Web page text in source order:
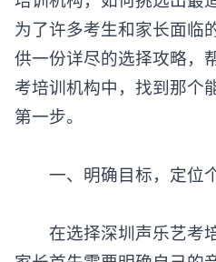
培训机构，如何挑选出最
为了许多考生和家长面临
供一份详尽的选择攻略，
考培训机构中，找到那个
第一步。
一、明确目标，定位
在选择深圳声乐艺考